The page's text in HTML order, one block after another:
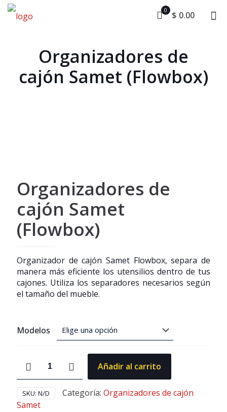
0 $ 0.00
Organizadores de
cajón Samet (Flowbox)
Organizadores de
cajón Samet
(Flowbox)
Organizador de cajón Samet Flowbox, separa de
manera más eficiente los utensilios dentro de tus
cajones. Utiliza los separadores necesarios según
el tamaño del mueble.
Modelos
cajón
Samet
(Flowbox)
Añadir al carrito
SKU: N/D Categoría: Organizadores de cajón
Samet